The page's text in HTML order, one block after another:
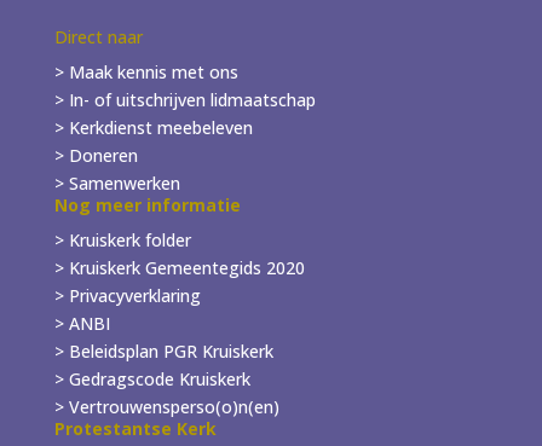
Direct naar
> Maak kennis met ons
> In- ofuitschrijven lidmaatschap
> Kerkdienst meebeleven
> Doneren
> Samenwerken
Nog meer informatie
> Kruiskerk folder
>Kruiskerk Gemeentegids 2020
> Privacyverklaring
> ANBI
> Beleidsplan PGR Kruiskerk
> Gedragscode Kruiskerk
> Vertrouwensperso(o)n(en)
Protestantse Kerk